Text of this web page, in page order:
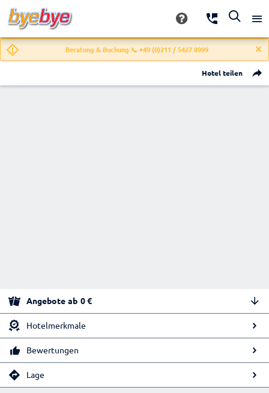
Beratung & Buchung 📞 +49 (0)211 / 5427 8999
Hotel teilen
Angebote ab 0€
Hotelmerkmale
Bewertungen
Lage